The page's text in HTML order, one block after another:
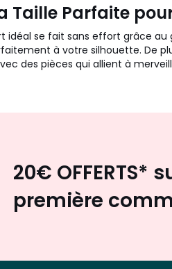
Taille Parfaite
idéal se fait sans effort grâce au
à votre silhouette. De
des pièces qui allient à
20€ OFFERTS*
première